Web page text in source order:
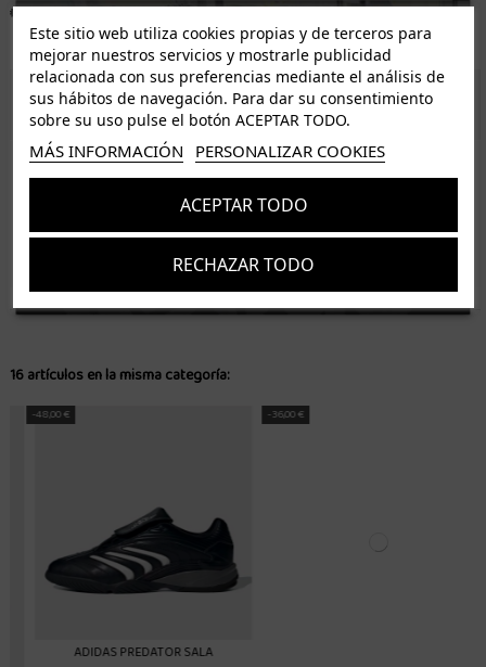
Distribuidor autorizado
Fácil devolución
ENVÍO GRATUITO *
ISLAS CANARIAS
Tenerife 3.50€. Gratis a partir de 50€
Resto de islas 5€. Gratis a partir de 50€
16 artículos en la misma categoría:
-36,00 € -39,00 €
Este sitio web utiliza cookies propias y de terceros para
mejorar nuestros servicios y mostrarle publicidad
relacionada con sus preferencias mediante el análisis de
sus hábitos de navegación. Para dar su consentimiento
sobre su uso pulse el botón ACEPTAR TODO.
MÁS INFORMACIÓN PERSONALIZAR COOKIES
RECHAZAR TODO
ACEPTAR TODO
Suscríbete
Acepto lostérminos y condicionesy lapolítica de privacidad